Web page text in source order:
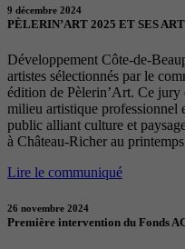
9 décembre 2024
PÈLERIN’ART 2025 ET SES
Développement Côte-de-
artistes sélectionnés par le
édition de Pèlerin’Art. Ce jury
milieu artistique professionnel
public alliant culture et
à Château-Richer au
Lire le communiqué
26 novembre 2024
Première intervention du Fonds